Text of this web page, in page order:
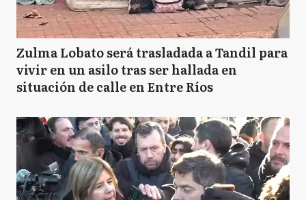
Zulma Lobato será trasladada a Tandil para
vivir en un asilo tras ser hallada en
situación de calle en Entre Ríos